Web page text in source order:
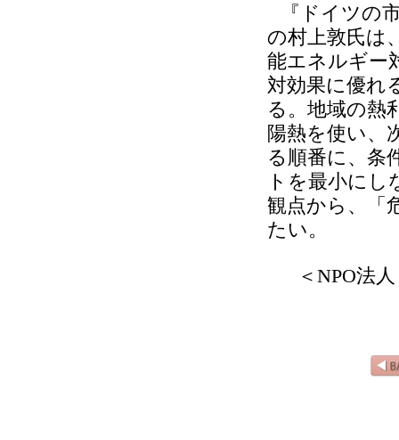
『ドイツの
の村上敦氏は
能エネルギー
対効果に優れ
る。地域の熱
陽熱を使い、
る順番に、条
トを最小に
観点から、「
たい。
＜NPO法